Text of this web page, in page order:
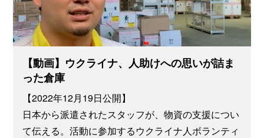
【動画】ウクライナ、人助けへの思いが詰ま
った倉庫
【2022年12月19日公開】
日本から派遣されたスタッフが、物資の支援につい
て伝える。活動に参加するウクライナ人ボランティ